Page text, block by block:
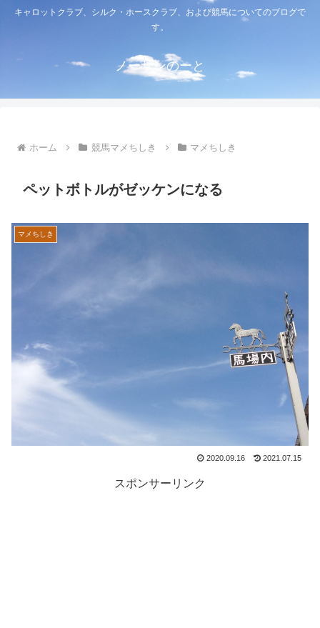
キャロットクラブ、シルク・ホースクラブ、および競馬についてのブログで
す。
ノーザンのーと
ホーム 競馬マメちしき マメちしき
ペットボトルがゼッケンになる
マメちしき
2020.09.16 2021.07.15
スポンサーリンク